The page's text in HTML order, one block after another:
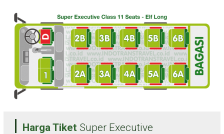
Harga Tiket Super Executive